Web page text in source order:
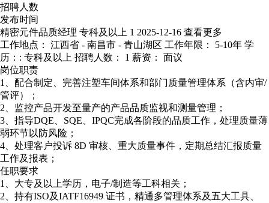
招聘人数
发布时间
精密元件品质经理 专科及以上 1 2025-12-16 查看更多
工作地点： 江西省 - 南昌市 - 青山湖区 工作年限： 5-10年 学
历：: 专科及以上 招聘人数： 1 薪资： 面议
岗位职责
1、配合制定、完善注塑车间体系和部门质量管理体系（含内审/
管评）；
2、监控产品开发至量产的产品品质监视和测量管理；
3、指导DQE、SQE、IPQC完成各阶段的品质工作，处理质量薄
弱环节以防风险；
4、处理客户投诉 8D 审核、重大质量事件，定期总结汇报质量
工作及报表；
任职要求
1、大专及以上学历，电子/制造等工科相关；
2、持有ISO及IATF16949 证书，精通多管理体系及五大工具、